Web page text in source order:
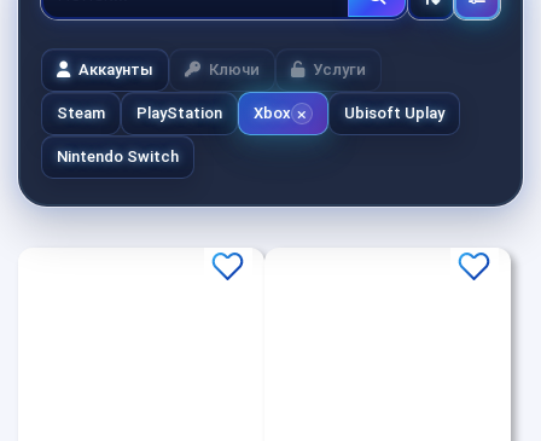
Аккаунты Ключи Услуги
Steam PlayStation Xbox Ubisoft Uplay
Nintendo Switch